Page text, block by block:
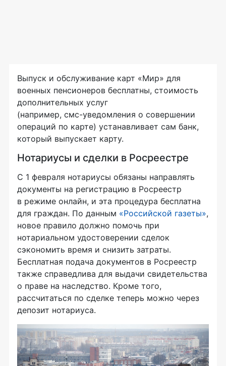
Выпуск и обслуживание карт «Мир» для
военных пенсионеров бесплатны, стоимость
дополнительных услуг
(например, смс-уведомления о совершении
операций по карте) устанавливает сам банк,
который выпускает карту.
Нотариусы и сделки в Росреестре
С 1 февраля нотариусы обязаны направлять
документы на регистрацию в Росреестр
в режиме онлайн, и эта процедура бесплатна
для граждан. По данным «Российской газеты»,
новое правило должно помочь при
нотариальном удостоверении сделок
сэкономить время и снизить затраты.
Бесплатная подача документов в Росреестр
также справедлива для выдачи свидетельства
о праве на наследство. Кроме того,
рассчитаться по сделке теперь можно через
депозит нотариуса.